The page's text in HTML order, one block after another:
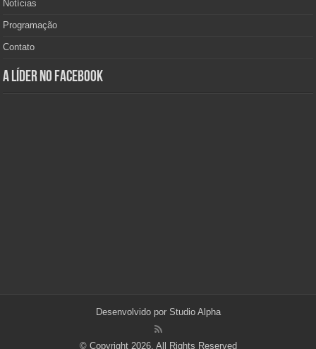
Notícias
Programação
Contato
A Líder no Facebook
Desenvolvido por Studio Alpha
© Copyright 2026, All Rights Reserved